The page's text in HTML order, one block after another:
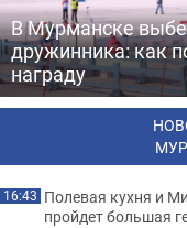
В Мурманске
дружинника: как
награду
16:43 Полевая кухня и
пройдет большая